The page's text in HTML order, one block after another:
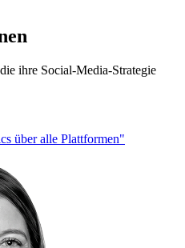
ihre Social-Media-Strategie
über alle Plattformen"